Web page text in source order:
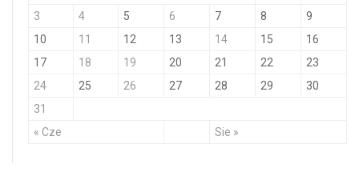
« Cze Sie »
3
4 5 6 7 8
9
10
11 12 13 14 15
16
17
18 19 20 21 22
23
24
25 26 27 28 29
30
31